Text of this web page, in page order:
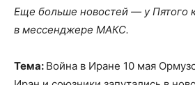
Еще больше новостей — у Пятого
в мессенджере МАКС.
Тема: Война в Иране 10 мая